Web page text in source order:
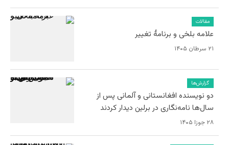
مقالات
علامه بلخی و برنامۀ تغییر
۲۱ سرطان ۱۴۰۵
گزارش‌ها
دو نویسنده افغانستانی و آلمانی پس از
سال‌ها نامه‌نگاری در برلین دیدار کردند
۲۸ جوزا ۱۴۰۵